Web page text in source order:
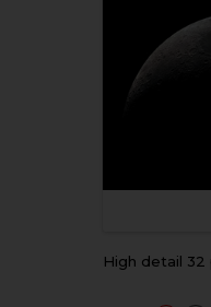
High detail 32 panel mosaic of the